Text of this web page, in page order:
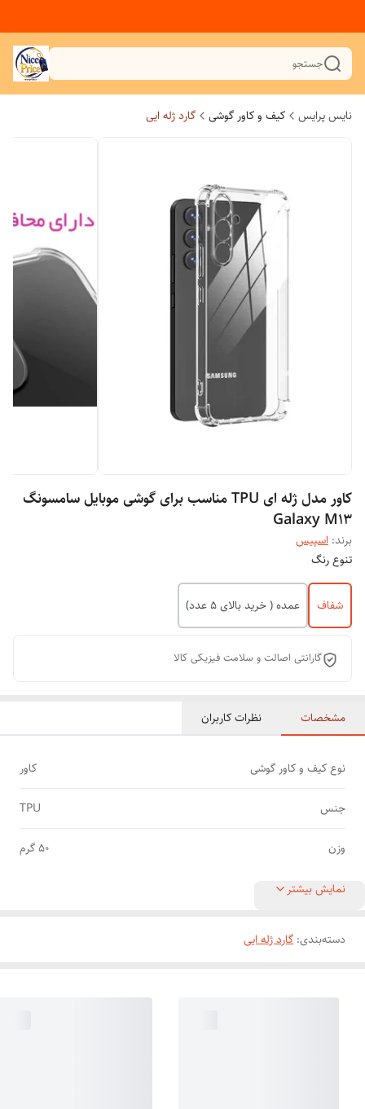
جستجو
نایس پرایس کیف و کاور گوشی گارد ژله ایی
کاور مدل ژله ای TPU مناسب برای گوشی موبایل سامسونگ
Galaxy M13
برند: اسپیس
تنوع رنگ
شفاف عمده ( خرید بالای 5 عدد)
گارانتی اصالت و سلامت فیزیکی کالا
مشخصات نظرات کاربران
نوع کیف و کاور گوشی کاور
جنس TPU
وزن 50 گرم
نمایش بیشتر
دسته‌بندی: گارد ژله ایی